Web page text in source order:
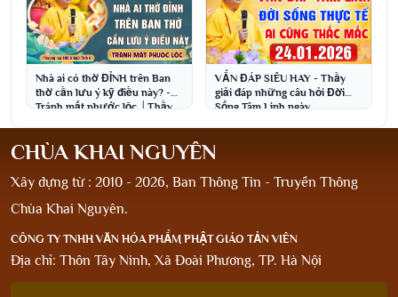
Nhà ai có thờ ĐỈNH trên Ban
thờ cần lưu ý kỹ điều này? -
Tránh mất phước lộc │Thầy
VẤN ĐÁP SIÊU HAY - Thầy
giải đáp những câu hỏi Đời
Sống Tâm Linh ngày
CHÙA KHAI NGUYÊN
Xây dựng từ : 2010 - 2026, Ban Thông Tin - Truyền Thông
Chùa Khai Nguyên.
CÔNG TY TNHH VĂN HÓA PHẨM PHẬT GIÁO TẢN VIÊN
Địa chỉ: Thôn Tây Ninh, Xã Đoài Phương, TP. Hà Nội